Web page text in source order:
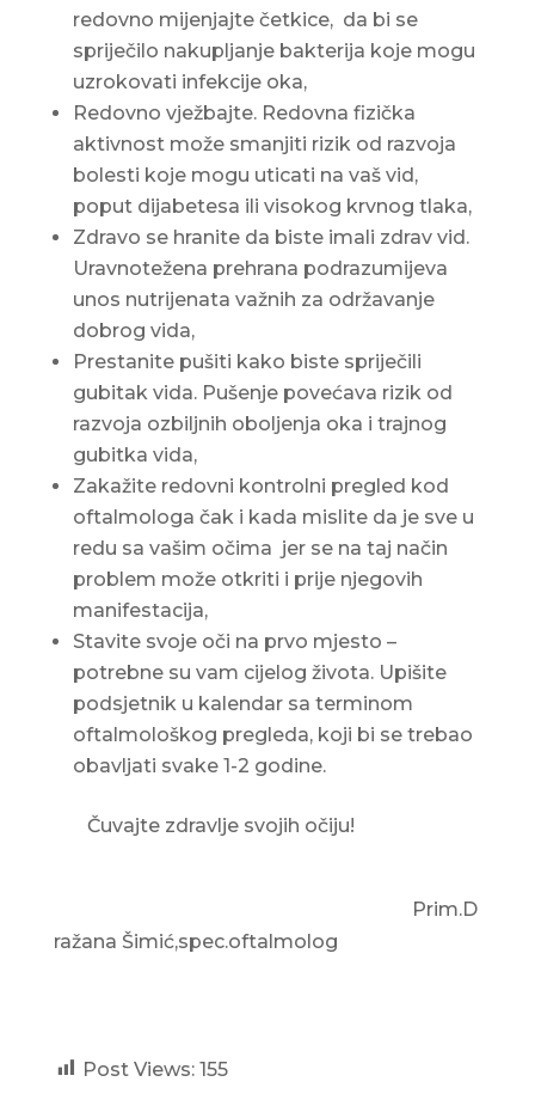
redovno mijenjajte četkice, da bi se
spriječilo nakupljanje bakterija koje mogu
uzrokovati infekcije oka,
Redovno vježbajte. Redovna fizička
aktivnost može smanjiti rizik od razvoja
bolesti koje mogu uticati na vaš vid,
poput dijabetesa ili visokog krvnog tlaka,
Zdravo se hranite da biste imali zdrav vid.
Uravnotežena prehrana podrazumijeva
unos nutrijenata važnih za održavanje
dobrog vida,
Prestanite pušiti kako biste spriječili
gubitak vida. Pušenje povećava rizik od
razvoja ozbiljnih oboljenja oka i trajnog
gubitka vida,
Zakažite redovni kontrolni pregled kod
oftalmologa čak i kada mislite da je sve u
redu sa vašim očima jer se na taj način
problem može otkriti i prije njegovih
manifestacija,
Stavite svoje oči na prvo mjesto –
potrebne su vam cijelog života. Upišite
podsjetnik u kalendar sa terminom
oftalmološkog pregleda, koji bi se trebao
obavljati svake 1-2 godine.
Čuvajte zdravlje svojih očiju!
Prim.D
ražana Šimić,spec.oftalmolog
Post Views: 155